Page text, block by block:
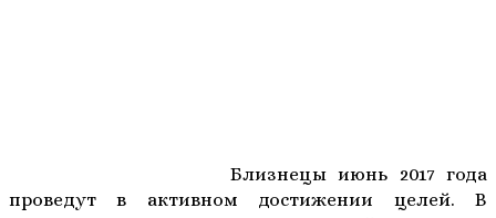
Близнецы июнь 2017 года
проведут в активном достижении целей. В